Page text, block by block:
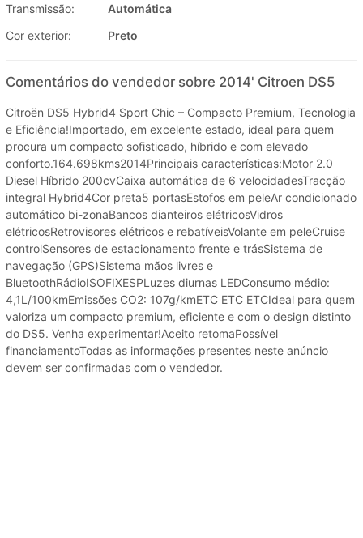
Transmissão:
Automática
Cor exterior:
Preto
Comentários do vendedor sobre 2014' Citroen DS5
Citroën DS5 Hybrid4 Sport Chic – Compacto Premium, Tecnologia
e Eficiência!Importado, em excelente estado, ideal para quem
procura um compacto sofisticado, híbrido e com elevado
conforto.164.698kms2014Principais características:Motor 2.0
Diesel Híbrido 200cvCaixa automática de 6 velocidadesTracção
integral Hybrid4Cor preta5 portasEstofos em peleAr condicionado
automático bi-zonaBancos dianteiros elétricosVidros
elétricosRetrovisores elétricos e rebatíveisVolante em peleCruise
controlSensores de estacionamento frente e trásSistema de
navegação (GPS)Sistema mãos livres e
BluetoothRádioISOFIXESPLuzes diurnas LEDConsumo médio:
4,1L/100kmEmissões CO2: 107g/kmETC ETC ETCIdeal para quem
valoriza um compacto premium, eficiente e com o design distinto
do DS5. Venha experimentar!Aceito retomaPossível
financiamentoTodas as informações presentes neste anúncio
devem ser confirmadas com o vendedor.